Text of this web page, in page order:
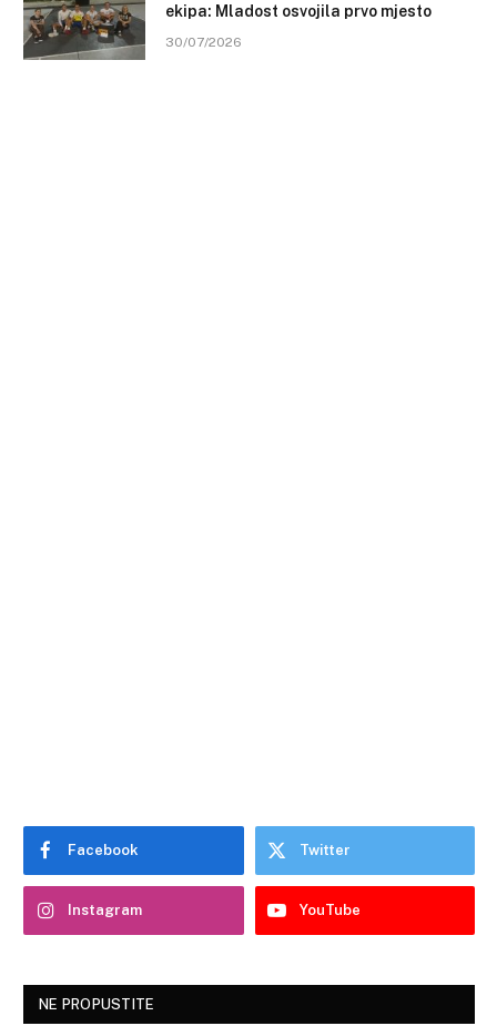
ekipa: Mladost osvojila prvo mjesto
30/07/2026
Facebook Twitter
Instagram YouTube
NE PROPUSTITE